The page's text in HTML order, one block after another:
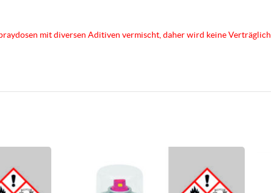
mit diversen Aditiven vermischt, daher wird keine